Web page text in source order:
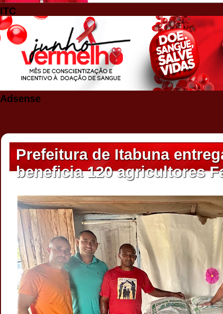
ITC
Adsense
Prefeitura de Itabuna
beneficia 120 agricultores